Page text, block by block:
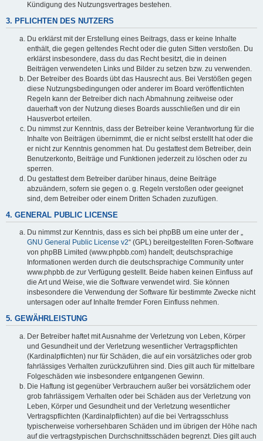
Kündigung des Nutzungsvertrages bestehen.
3. PFLICHTEN DES NUTZERS
Du erklärst mit der Erstellung eines Beitrags, dass er keine Inhalte
enthält, die gegen geltendes Recht oder die guten Sitten verstoßen. Du
erklärst insbesondere, dass du das Recht besitzt, die in deinen
Beiträgen verwendeten Links und Bilder zu setzen bzw. zu verwenden.
Der Betreiber des Boards übt das Hausrecht aus. Bei Verstößen gegen
diese Nutzungsbedingungen oder anderer im Board veröffentlichten
Regeln kann der Betreiber dich nach Abmahnung zeitweise oder
dauerhaft von der Nutzung dieses Boards ausschließen und dir ein
Hausverbot erteilen.
Du nimmst zur Kenntnis, dass der Betreiber keine Verantwortung für die
Inhalte von Beiträgen übernimmt, die er nicht selbst erstellt hat oder die
er nicht zur Kenntnis genommen hat. Du gestattest dem Betreiber, dein
Benutzerkonto, Beiträge und Funktionen jederzeit zu löschen oder zu
sperren.
Du gestattest dem Betreiber darüber hinaus, deine Beiträge
abzuändern, sofern sie gegen o. g. Regeln verstoßen oder geeignet
sind, dem Betreiber oder einem Dritten Schaden zuzufügen.
4. GENERAL PUBLIC LICENSE
Du nimmst zur Kenntnis, dass es sich bei phpBB um eine unter der „
GNU General Public License v2“ (GPL) bereitgestellten Foren-Software
von phpBB Limited (www.phpbb.com) handelt; deutschsprachige
Informationen werden durch die deutschsprachige Community unter
www.phpbb.de zur Verfügung gestellt. Beide haben keinen Einfluss auf
die Art und Weise, wie die Software verwendet wird. Sie können
insbesondere die Verwendung der Software für bestimmte Zwecke nicht
untersagen oder auf Inhalte fremder Foren Einfluss nehmen.
5. GEWÄHRLEISTUNG
Der Betreiber haftet mit Ausnahme der Verletzung von Leben, Körper
und Gesundheit und der Verletzung wesentlicher Vertragspflichten
(Kardinalpflichten) nur für Schäden, die auf ein vorsätzliches oder grob
fahrlässiges Verhalten zurückzuführen sind. Dies gilt auch für mittelbare
Folgeschäden wie insbesondere entgangenen Gewinn.
Die Haftung ist gegenüber Verbrauchern außer bei vorsätzlichem oder
grob fahrlässigem Verhalten oder bei Schäden aus der Verletzung von
Leben, Körper und Gesundheit und der Verletzung wesentlicher
Vertragspflichten (Kardinalpflichten) auf die bei Vertragsschluss
typischerweise vorhersehbaren Schäden und im übrigen der Höhe nach
auf die vertragstypischen Durchschnittsschäden begrenzt. Dies gilt auch